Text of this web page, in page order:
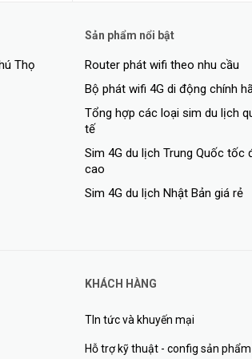
kết nối với chip chuyển mạch dòng Marvell
một bộ tản nhiệt lớn!
Thọ
Sản phẩm nổi bật
Router phát wifi theo nhu cầu
Bộ phát wifi 4G di động chính
Tổng hợp các loại sim du lịch
tế
Sim 4G du lịch Trung Quốc tốc
cao
Sim 4G du lịch Nhật Bản giá rẻ
KHÁCH HÀNG
TIn tức và khuyến mại
Hỗ trợ kỹ thuật - config sản phẩm